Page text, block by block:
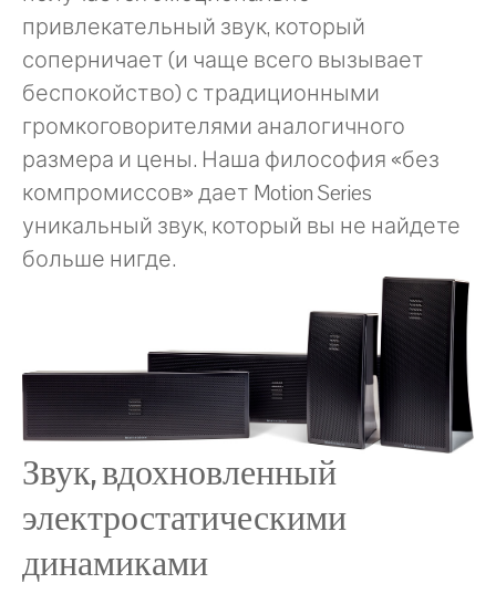
привлекательный звук, который
соперничает (и чаще всего вызывает
беспокойство) с традиционными
громкоговорителями аналогичного
размера и цены. Наша философия «без
компромиссов» дает Motion Series
уникальный звук, который вы не найдете
больше нигде.
Звук, вдохновленный
электростатическими
динамиками